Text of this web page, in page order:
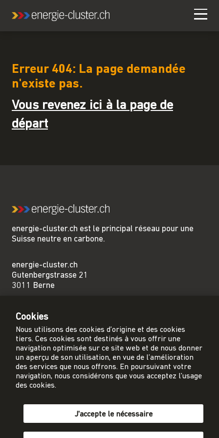
Erreur 404: La page demandée
n'existe pas.
Vous revenez ici à la page de
départ
energie-cluster.ch est le principal réseau pour une
Suisse neutre en carbone.
energie-cluster.ch
Gutenbergstrasse 21
3011 Berne
+41 31 381 24 80
Protection des données
Mentions légales
Conditions générales
Cookies
Nous utilisons des cookies d’origine et des cookies
tiers. Ces cookies sont destinés à vous offrir une
navigation optimisée sur ce site web et de nous donner
un aperçu de son utilisation, en vue de l’amélioration
des services que nous offrons. En poursuivant votre
navigation, nous considérons que vous acceptez l’usage
des cookies.
J'accepte le nécessaire